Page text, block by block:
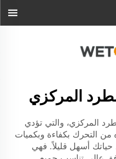
المركزي
المركزي، والتي تؤدي
من التحرك بكفاءة وبكميات
حياتك أسهل قليلاً. فهي